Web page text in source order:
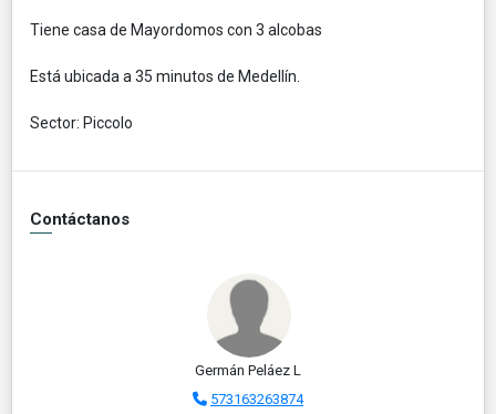
Tiene casa de Mayordomos con 3 alcobas
Está ubicada a 35 minutos de Medellín.
Sector: Piccolo
Contáctanos
Germán Peláez L
573163263874